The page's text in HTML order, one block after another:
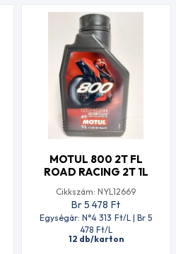
MOTUL 800 2T FL
ROAD RACING 2T 1L
Cikkszám: NYL12669
Br 5 478 Ft
Egységár: N°4 313 Ft/L | Br 5
478 Ft/L
12 db/karton